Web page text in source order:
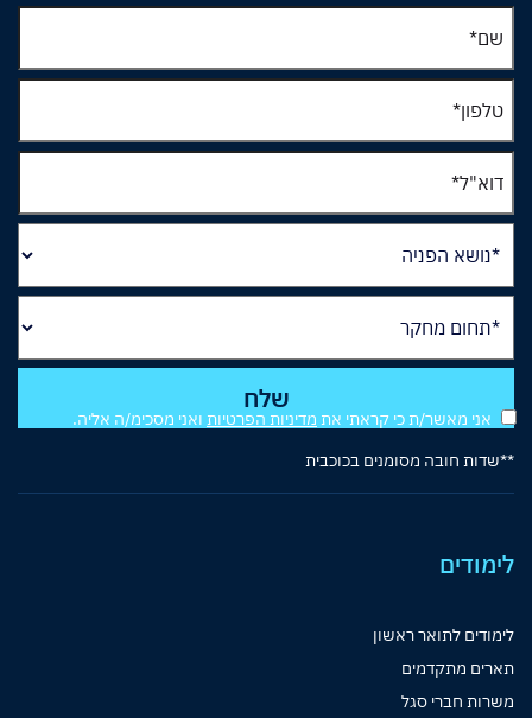
אני מאשר/ת כי קראתי את מדיניות הפרטיות
ואני מסכימ/ה אליה.
**שדות חובה מסומנים בכוכבית
לימודים
לימודים לתואר ראשון
תארים מתקדמים
משרות חברי סגל